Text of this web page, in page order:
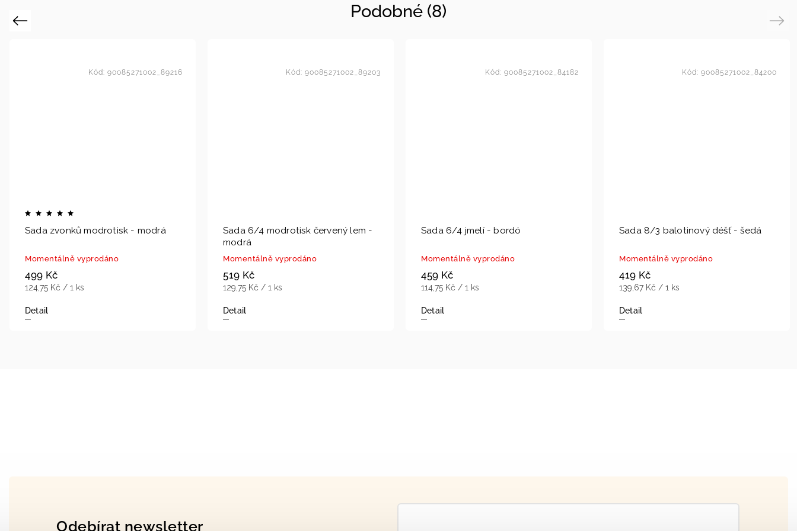
Podobné (8)
Previous
Sada zvonků modrotisk - modrá
Momentálně vyprodáno
499 Kč
124,75 Kč / 1 ks
Detail
Kód: 90085271002_89216
Sada 6/4 modrotisk červený lem -
modrá
Momentálně vyprodáno
519 Kč
129,75 Kč / 1 ks
Detail
Kód: 90085271002_89203
Sada 6/4 jmelí - bordó
Momentálně vyprodáno
459 Kč
114,75 Kč / 1 ks
Detail
Kód: 90085271002_84182
Sada 8/3 balotinový déšť - šedá
Momentálně vyprodáno
419 Kč
139,67 Kč / 1 ks
Detail
Kód: 90085271002_84200
Next
Odebírat newsletter